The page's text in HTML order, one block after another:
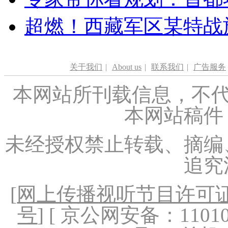
超燃！西藏军区某特
关于我们 | About us | 联系我们 | 广告服务
本网站所刊载信息，不
本网站稿
未经授权禁止转载、摘
追
[网上传播视听节目许可
号] [ 京公网安备：